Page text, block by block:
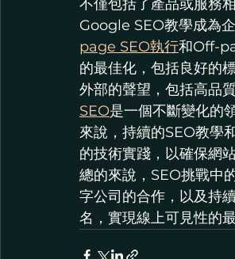
不僅包括了產品或服務
Google SEO教學成為
page SEO執行和Off-
的最佳化，包括良好的
外部的聲望，包括高品
SEO是一個不斷變化的
來說，持續的SEO教學
的技術實踐，以確保網
總的來說，SEO挑戰中
字公司的合作，以及持
名，實現線上可見性的最